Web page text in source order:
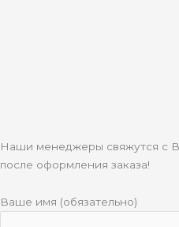
Наши менеджеры свяжутся с
после оформления заказа!
Ваше имя (обязательно)